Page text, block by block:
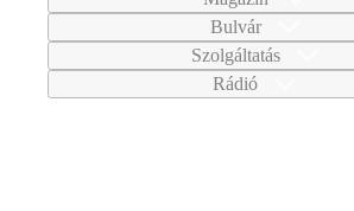
Bulvár
Szolgáltatás
Rádió